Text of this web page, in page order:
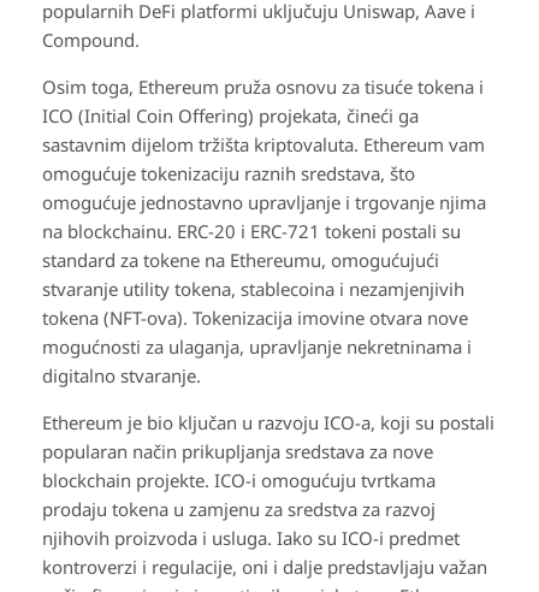
popularnih DeFi platformi uključuju Uniswap, Aave i
Compound.
Osim toga, Ethereum pruža osnovu za tisuće tokena i
ICO (Initial Coin Offering) projekata, čineći ga
sastavnim dijelom tržišta kriptovaluta. Ethereum vam
omogućuje tokenizaciju raznih sredstava, što
omogućuje jednostavno upravljanje i trgovanje njima
na blockchainu. ERC-20 i ERC-721 tokeni postali su
standard za tokene na Ethereumu, omogućujući
stvaranje utility tokena, stablecoina i nezamjenjivih
tokena (NFT-ova). Tokenizacija imovine otvara nove
mogućnosti za ulaganja, upravljanje nekretninama i
digitalno stvaranje.
Ethereum je bio ključan u razvoju ICO-a, koji su postali
popularan način prikupljanja sredstava za nove
blockchain projekte. ICO-i omogućuju tvrtkama
prodaju tokena u zamjenu za sredstva za razvoj
njihovih proizvoda i usluga. Iako su ICO-i predmet
kontroverzi i regulacije, oni i dalje predstavljaju važan